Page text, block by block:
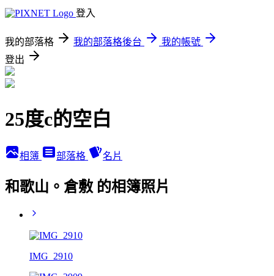
登入
我的部落格 我的部落格後台
我的帳號
登出
25度c的空白
相簿 部落格 名片
和歌山。倉敷 的相簿照片
IMG_2910